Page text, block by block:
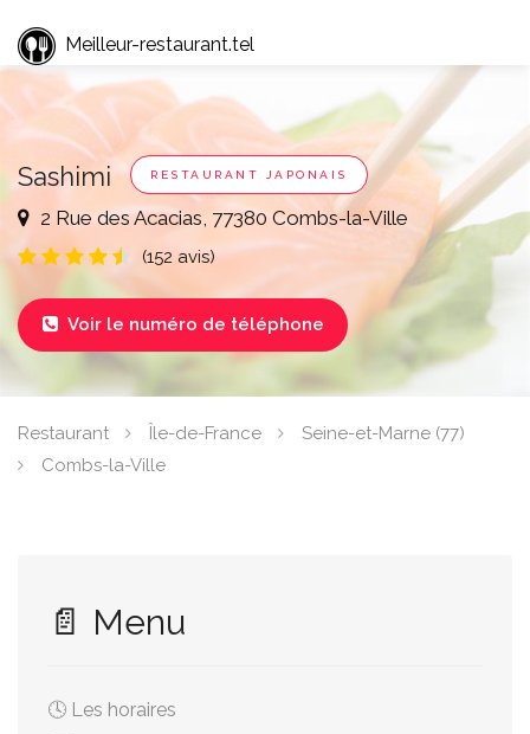
Meilleur-restaurant.tel
Sashimi RESTAURANT JAPONAIS
2 Rue des Acacias, 77380 Combs-la-Ville
(152 avis)
 Voir le numéro de téléphone
Restaurant Île-de-France
Seine-et-Marne (77)
Combs-la-Ville
📄 Menu
🕓 Les horaires